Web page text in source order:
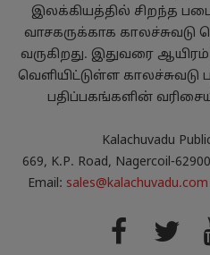
இலக்கியத்தில் சிறந்த
வாசகருக்காக காலச்சுவடு
வருகிறது. இதுவரை
வெளியிட்டுள்ள
பதிப்பகங்களின்
Kalachuvadu
669, K.P. Road, Nagercoil-
Email: sales@kalachuvadu.com